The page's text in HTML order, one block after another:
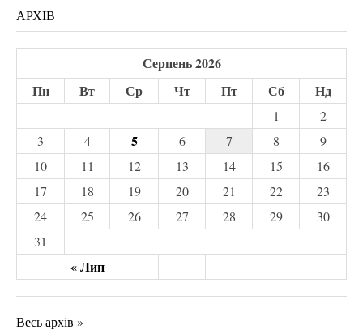
АРХІВ
Серпень 2026
Пн
Вт Ср Чт Пт Сб Нд
« Лип
1
2
3
4 5 6 7 8
9
10
11 12 13 14 15
16
17
18 19 20 21 22
23
24
25 26 27 28 29
30
31
Весь архів »